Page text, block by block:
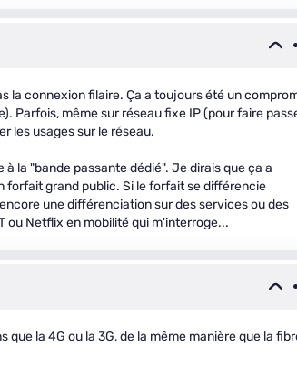
la connexion filaire. Ça a toujours été un
Parfois, même sur réseau fixe IP (pour faire
les usages sur le réseau.
la "bande passante dédié". Je dirais que ça a
forfait grand public. Si le forfait se différencie
une différenciation sur des services ou des
ou Netflix en mobilité qui m'interroge...
la 4G ou la 3G, de la même manière que la